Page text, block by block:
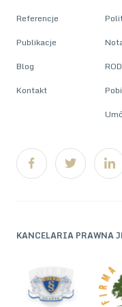
Referencje
Publikacje
Blog
Kontakt
KANCELARIA PRAWNA